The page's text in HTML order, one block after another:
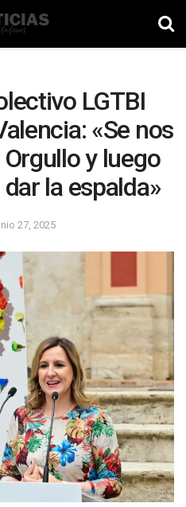
LGTBI
«Se nos
y luego
la espalda»
27, 2025